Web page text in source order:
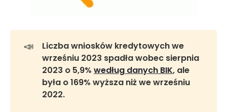
📣
Liczba wniosków kredytowych we
wrześniu 2023 spadła wobec sierpnia
2023 o 5,9% według danych BIK, ale
była o 169% wyższa niż we wrześniu
2022.